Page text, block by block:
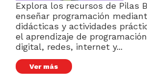
Explora los recursos de Pilas
enseñar programación
didácticas y actividades
el aprendizaje de
digital, redes, internet y...
Ver más